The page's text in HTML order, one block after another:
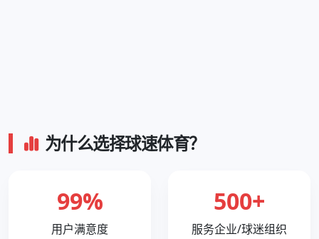
为什么选择球速体育？
99%
用户满意度
500+
服务企业/球迷组织